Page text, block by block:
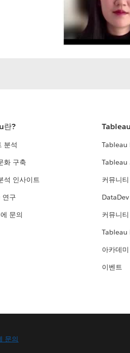
란?
분석
화 구축
석 인사이트
연구
문의
Tableau
Tableau
커뮤니
DataDev
커뮤니
아카데
이벤트
문의